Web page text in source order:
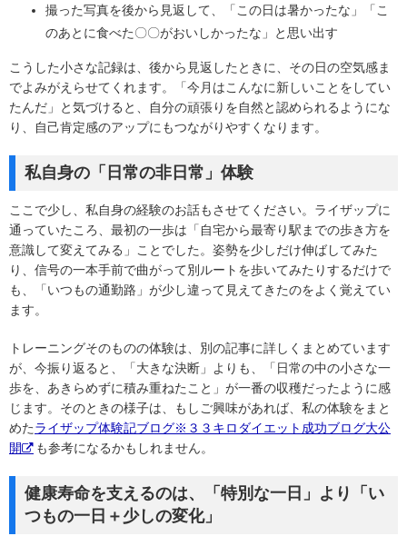
撮った写真を後から見返して、「この日は暑かったな」「こ
のあとに食べた〇〇がおいしかったな」と思い出す
こうした小さな記録は、後から見返したときに、その日の空気感ま
でよみがえらせてくれます。「今月はこんなに新しいことをしてい
たんだ」と気づけると、自分の頑張りを自然と認められるようにな
り、自己肯定感のアップにもつながりやすくなります。
私自身の「日常の非日常」体験
ここで少し、私自身の経験のお話もさせてください。ライザップに
通っていたころ、最初の一歩は「自宅から最寄り駅までの歩き方を
意識して変えてみる」ことでした。姿勢を少しだけ伸ばしてみた
り、信号の一本手前で曲がって別ルートを歩いてみたりするだけで
も、「いつもの通勤路」が少し違って見えてきたのをよく覚えてい
ます。
トレーニングそのものの体験は、別の記事に詳しくまとめています
が、今振り返ると、「大きな決断」よりも、「日常の中の小さな一
歩を、あきらめずに積み重ねたこと」が一番の収穫だったように感
じます。そのときの様子は、もしご興味があれば、私の体験をまと
めたライザップ体験記ブログ※３３キロダイエット成功ブログ大公
開
も参考になるかもしれません。
健康寿命を支えるのは、「特別な一日」より「い
つもの一日＋少しの変化」